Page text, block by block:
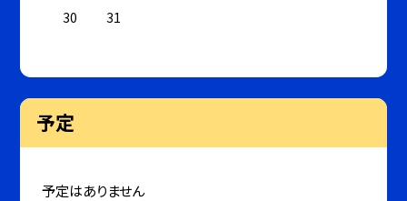
30
31
予定
予定はありません